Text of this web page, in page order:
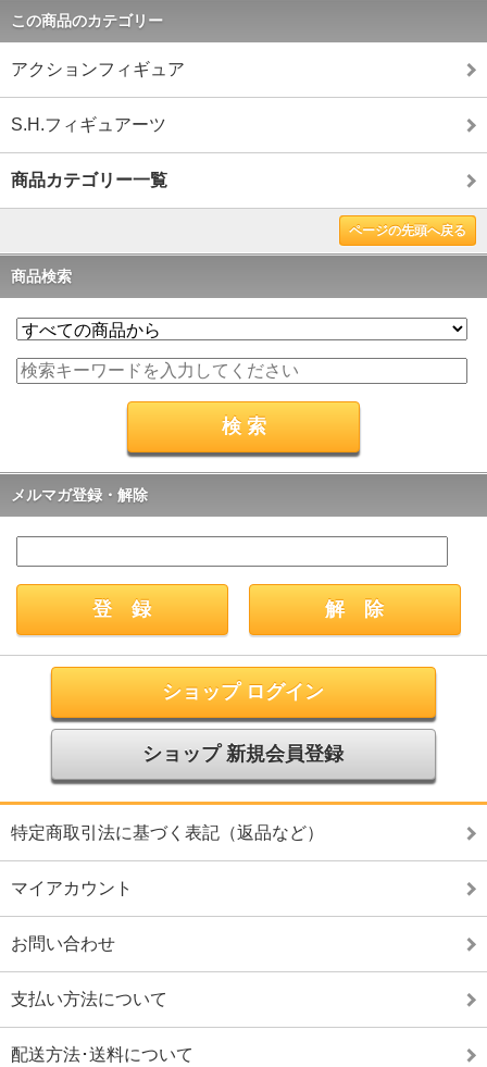
この商品のカテゴリー
アクションフィギュア
S.H.フィギュアーツ
商品カテゴリー一覧
ページの先頭へ戻る
商品検索
メルマガ登録・解除
ショップ ログイン
ショップ 新規会員登録
特定商取引法に基づく表記（返品など）
マイアカウント
お問い合わせ
支払い方法について
配送方法･送料について